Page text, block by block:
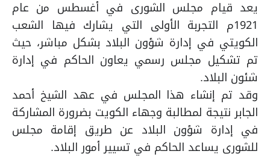
يعد قيام مجلس الشورى في أغسطس من عام
1921م التجربة الأولى التي يشارك فيها الشعب
الكويتي في إدارة شؤون البلاد بشكل مباشر، حيث
تم تشكيل مجلس رسمي يعاون الحاكم في إدارة
شئون البلاد.
وقد تم إنشاء هذا المجلس في عهد الشيخ أحمد
الجابر نتيجة لمطالبة وجهاء الكويت بضرورة المشاركة
في إدارة شؤون البلاد عن طريق إقامة مجلس
للشورى يساعد الحاكم في تسيير أمور البلاد.